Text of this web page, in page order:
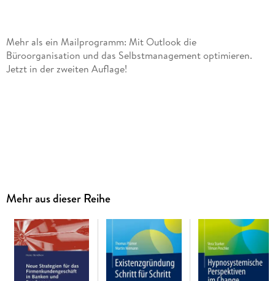
Mehr als ein Mailprogramm: Mit Outlook die
Büroorganisation und das Selbstmanagement optimieren.
Jetzt in der zweiten Auflage!
Informationen und Adressen im Griff hat und Zeit spart.
Inhaltsverzeichnis
Aus dem Inhalt:
Mehr aus dieser Reihe